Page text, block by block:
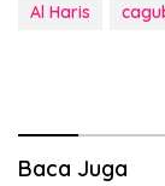
Al Haris
Baca Juga